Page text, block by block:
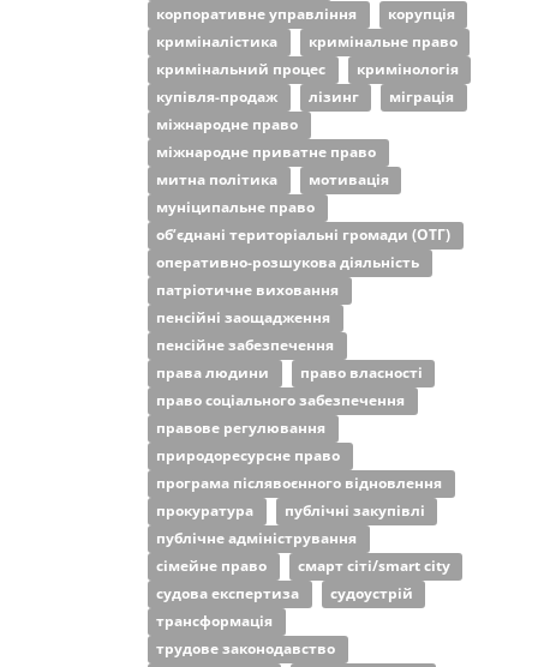
корпоративне управління
корупція
криміналістика
кримінальне право
кримінальний процес
кримінологія
купівля-продаж
лізинг
міграція
міжнародне право
міжнародне приватне право
митна політика
мотивація
муніципальне право
об’єднані територіальні громади (ОТГ)
оперативно-розшукова діяльність
патріотичне виховання
пенсійні заощадження
пенсійне забезпечення
права людини
право власності
право соціального забезпечення
правове регулювання
природоресурсне право
програма післявоєнного відновлення
прокуратура
публічні закупівлі
публічне адміністрування
сімейне право
смарт сіті/smart city
судова експертиза
судоустрій
трансформація
трудове законодавство